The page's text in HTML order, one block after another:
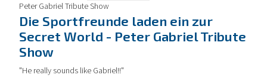
Peter Gabriel Tribute Show
Die Sportfreunde laden ein zur
Secret World - Peter Gabriel Tribute
Show
"He really sounds like Gabriel!!"